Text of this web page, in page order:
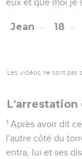
eux et que moi je
Jean 18
Les vidéos ne sont pas
L'arrestation
1 Après avoir dit
l'autre côté du
entra, lui et ses